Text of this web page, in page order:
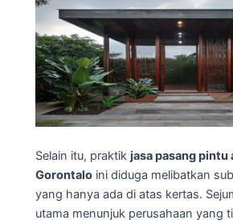
Selain itu, praktik jasa pasang pintu
Gorontalo ini diduga melibatkan
yang hanya ada di atas kertas.
utama menunjuk perusahaan yang